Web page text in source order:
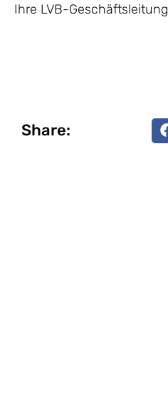
Ihre LVB-Geschäftsleitung
Share: